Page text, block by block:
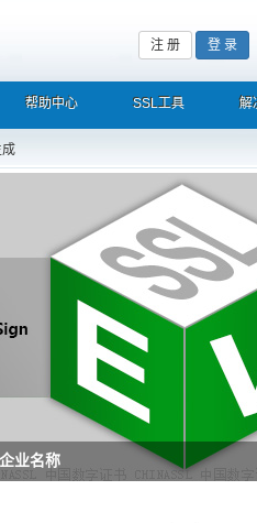
注 册 登 录
帮助中心 SSL工具 解
业名称
美支持地址栏显示中文企业名称EV SSL